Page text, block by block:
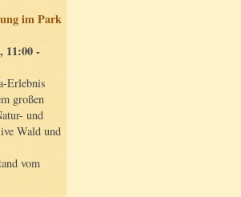
im Park
11:00 -
Erlebnis
großen
und
Wald und
vom